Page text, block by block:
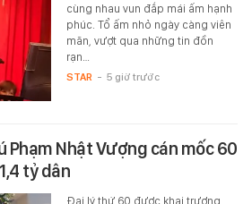
cùng nhau vun đắp mái ấm hạnh
phúc. Tổ ấm nhỏ ngày càng viên
mãn, vượt qua những tin đồn
rạn…
STAR - 5 giờ trước
Phạm Nhật Vượng cán mốc 60
tỷ dân
Đại lý thứ 60 được khai trương